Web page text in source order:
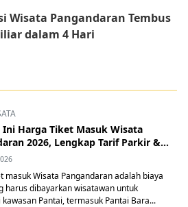
Wisata Pangandaran Tembus
dalam 4 Hari
Ini Harga Tiket Masuk Wisata
2026, Lengkap Tarif Parkir &
masuk Wisata Pangandaran adalah biaya
harus dibayarkan wisatawan untuk
Pantai, termasuk Pantai Bara...